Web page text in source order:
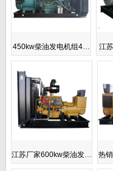
450kw柴油发电机组4… 江
江苏厂家600kw柴油发… 热